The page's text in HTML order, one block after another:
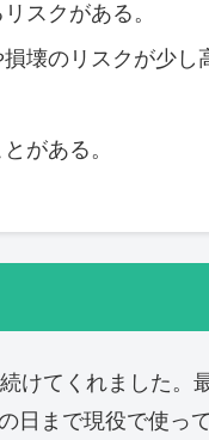
スクがある。
壊のリスクが少し
がある。
けてくれました。
日まで現役で使っ